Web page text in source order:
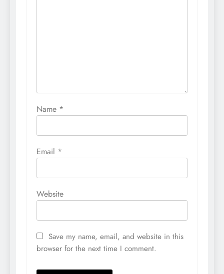
Name *
Email *
Website
Save my name, email, and website in this
browser for the next time I comment.